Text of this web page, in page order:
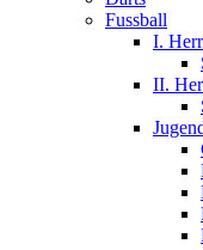
Fussball
I.
II.